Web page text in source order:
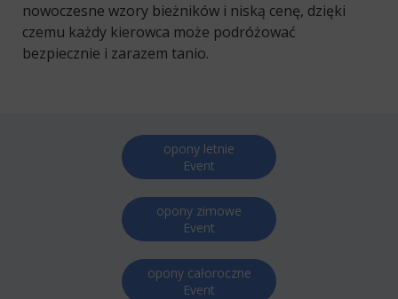
nowoczesne wzory bieżników i niską cenę, dzięki
czemu każdy kierowca może podróżować
bezpiecznie i zarazem tanio.
opony letnie
Event
opony zimowe
Event
opony całoroczne
Event